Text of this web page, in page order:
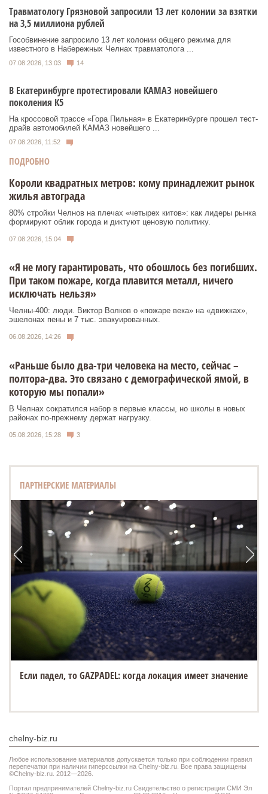
Травматологу Грязновой запросили 13 лет колонии за взятки
на 3,5 миллиона рублей
Гособвинение запросило 13 лет колонии общего режима для
известного в Набережных Челнах травматолога ...
07.08.2026, 13:03 14
В Екатеринбурге протестировали КАМАЗ новейшего
поколения К5
На кроссовой трассе «Гора Пильная» в Екатеринбурге прошел тест-
драйв автомобилей КАМАЗ новейшего ...
07.08.2026, 11:52
ПОДРОБНО
Короли квадратных метров: кому принадлежит рынок
жилья автограда
80% стройки Челнов на плечах «четырех китов»: как лидеры рынка
формируют облик города и диктуют ценовую политику.
07.08.2026, 15:04
«Я не могу гарантировать, что обошлось без погибших.
При таком пожаре, когда плавится металл, ничего
исключать нельзя»
Челны-400: люди. Виктор Волков о «пожаре века» на «движках»,
эшелонах пены и 7 тыс. эвакуированных.
06.08.2026, 14:26
«Раньше было два-три человека на место, сейчас –
полтора-два. Это связано с демографической ямой, в
которую мы попали»
В Челнах сократился набор в первые классы, но школы в новых
районах по-прежнему держат нагрузку.
05.08.2026, 15:28 3
ПАРТНЕРСКИЕ МАТЕРИАЛЫ
Если падел, то GAZPADEL: когда локация имеет значение
chelny-biz.ru
Любое использование материалов допускается только при соблюдении правил
перепечатки при наличии гиперссылки на Chelny-biz.ru. Все права защищены
©Chelny-biz.ru. 2012—2026.
Портал предпринимателей Chelny-biz.ru Свидетельство о регистрации СМИ Эл